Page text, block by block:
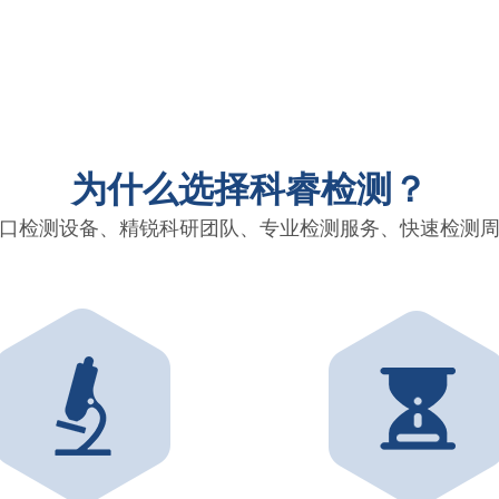
为什么选择科睿检测？
检测设备、精锐科研团队、专业检测服务、快速检测